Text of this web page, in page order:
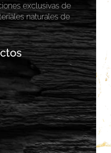
exclusivas de
naturales de